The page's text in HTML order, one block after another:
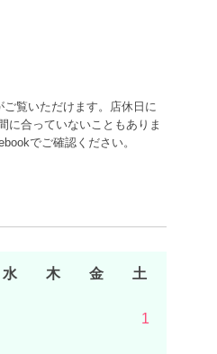
覧いただけます。店休日に
に合っていないこともありま
でご確認ください。
水 木 金 土
1